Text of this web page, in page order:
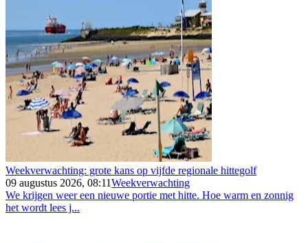
Weekverwachting: grote kans op vijfde regionale hittegolf
09 augustus 2026, 08:11Weekverwachting
We krijgen weer een nieuwe portie met hitte. Hoe warm en zonnig
het wordt lees j...